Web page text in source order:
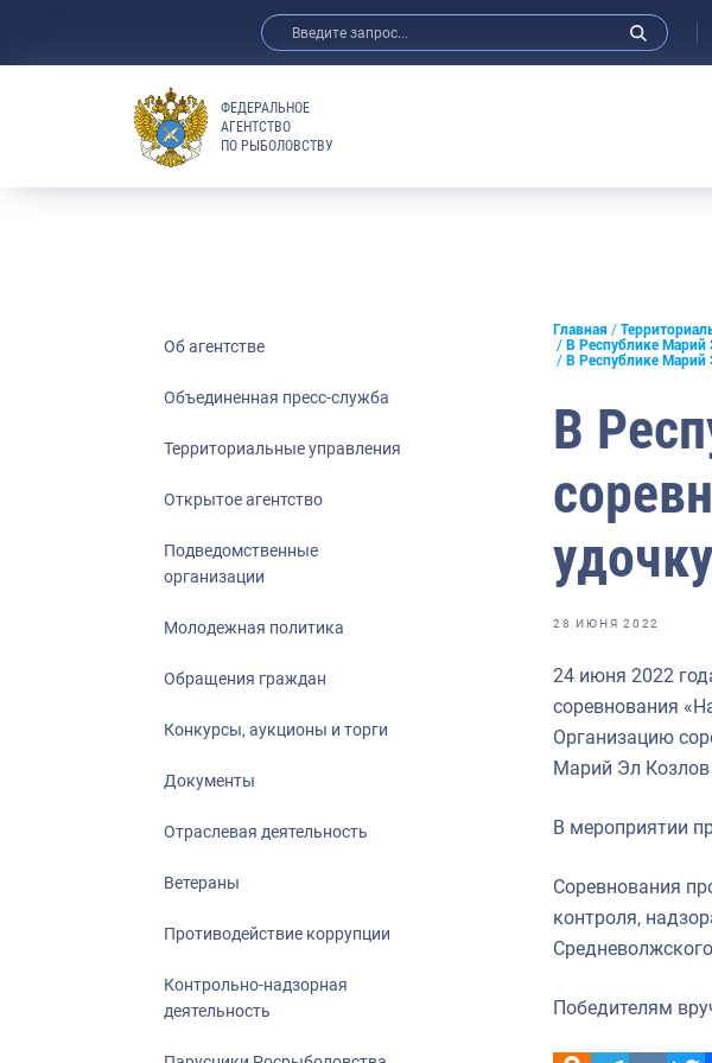
ФЕДЕРАЛЬНОЕ
АГЕНТСТВО
ПО РЫБОЛОВСТВУ
Об агентстве
Объединенная пресс-служба
Территориальные управления
Открытое агентство
Подведомственные
организации
Молодежная политика
Обращения граждан
Конкурсы, аукционы и торги
Документы
Отраслевая деятельность
Ветераны
Противодействие коррупции
Контрольно-надзорная
деятельность
Главная
В Республике Марий
В Республике Марий
В
удочку
28 ИЮНЯ 2022
24 июня 2022
соревнования
Организацию
Марий Эл
В мероприятии
Соревнования
контроля,
Победителям